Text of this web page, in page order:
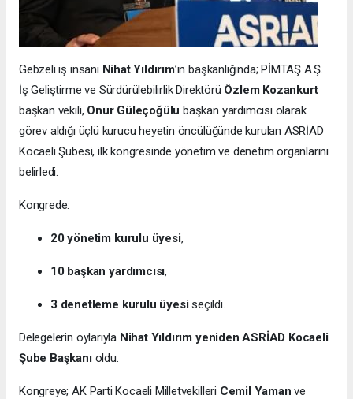
Gebzeli iş insanı Nihat Yıldırım’ın başkanlığında; PİMTAŞ A.Ş.
İş Geliştirme ve Sürdürülebilirlik Direktörü Özlem Kozankurt
başkan vekili, Onur Güleçoğülu başkan yardımcısı olarak
görev aldığı üçlü kurucu heyetin öncülüğünde kurulan ASRİAD
Kocaeli Şubesi, ilk kongresinde yönetim ve denetim organlarını
belirledi.
Kongrede:
20 yönetim kurulu üyesi,
10 başkan yardımcısı,
3 denetleme kurulu üyesiseçildi.
Delegelerin oylarıyla Nihat Yıldırım yeniden ASRİAD Kocaeli
Şube Başkanıoldu.
Kongreye; AK Parti Kocaeli Milletvekilleri Cemil Yaman ve